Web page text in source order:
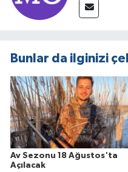
Bunlar da ilginizi
Av Sezonu 18 Ağustos'ta
Açılacak